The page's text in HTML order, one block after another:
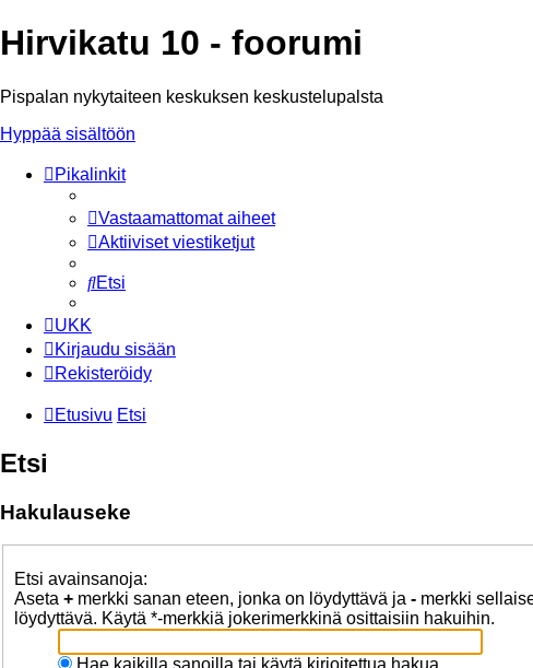
Hirvikatu 10 - foorumi
Pispalan nykytaiteen keskuksen keskustelupalsta
Hyppää sisältöön
Pikalinkit
Vastaamattomat aiheet
Aktiiviset viestiketjut
Etsi
UKK
Kirjaudu sisään
Rekisteröidy
Etusivu Etsi
Etsi
Hakulauseke
Etsi avainsanoja:
Aseta + merkki sanan eteen, jonka on löydyttävä ja - merkki
löydyttävä. Käytä *-merkkiä jokerimerkkinä osittaisiin hakuihin.
Hae kaikilla sanoilla tai käytä kirjoitettua hakua